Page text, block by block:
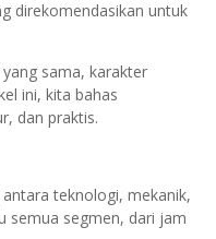
direkomendasikan untuk
sama, karakter
ini, kita bahas
dan praktis.
teknologi, mekanik,
semua segmen, dari jam